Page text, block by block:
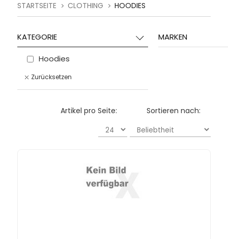
STARTSEITE CLOTHING HOODIES
KATEGORIE
Hoodies
Zurücksetzen
MARKEN
Sortieren nach:
Artikel pro Seite: